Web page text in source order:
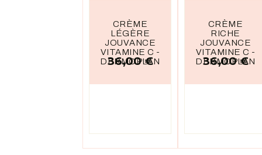
CRÈME
LÉGÈRE
JOUVANCE
VITAMINE C -
DERMOPLANT
Prix
36,00 €
CRÈME
RICHE
JOUVANCE
VITAMINE C -
DERMOPLANT
Prix
36,00 €